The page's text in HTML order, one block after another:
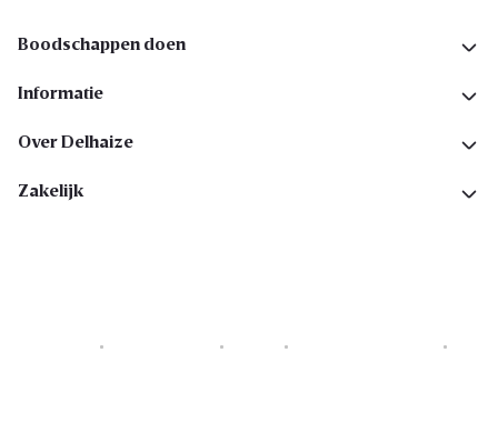
Boodschappen doen
Informatie
Over Delhaize
Zakelijk